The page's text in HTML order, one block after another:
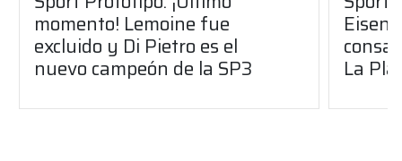
momento! Lemoine fue
excluido y Di Pietro es el
nuevo campeón de la SP3 La